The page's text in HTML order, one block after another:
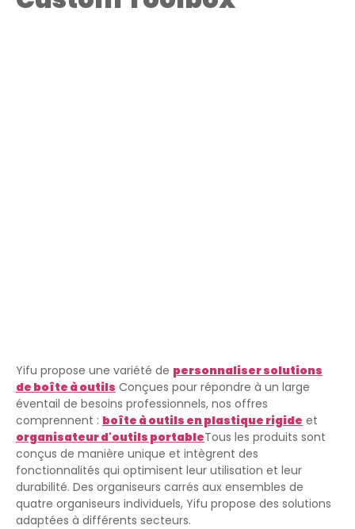
Yifu propose une variété de personnalisersolutions
de boîte à outils Conçues pour répondre à un large
éventail de besoins professionnels, nos offres
comprennent : boîte à outils en plastique rigide et
organisateur d'outils portableTous les produits sont
conçus de manière unique et intègrent des
fonctionnalités qui optimisent leur utilisation et leur
durabilité. Des organiseurs carrés aux ensembles de
quatre organiseurs individuels, Yifu propose des solutions
adaptées à différents secteurs.